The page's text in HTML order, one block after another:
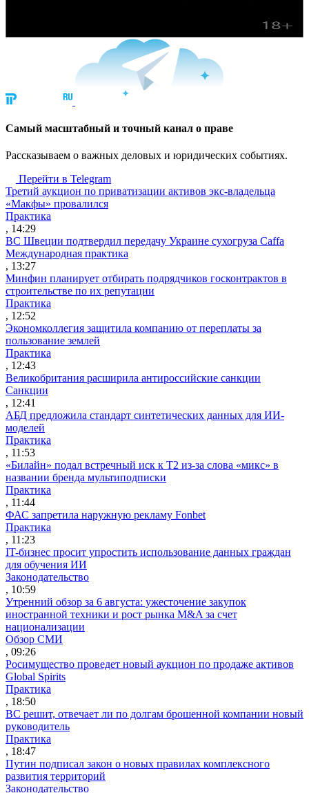
Cамый масштабный и точный канал о праве
Рассказываем о важных деловых и юридических событиях.
Перейти в Telegram
Третий аукцион по приватизации активов экс-владельца
«Макфы» провалился
Практика
, 14:29
ВС Швеции подтвердил передачу Украине сухогруза Caffa
Международная практика
, 13:27
Минфин планирует отбирать подрядчиков госконтрактов в
строительстве по их репутации
Практика
, 12:52
Экономколлегия защитила компанию от переплаты за
пользование землей
Практика
, 12:43
Великобритания расширила антироссийские санкции
Санкции
, 12:41
АБД предложила стандарт синтетических данных для ИИ-
моделей
Практика
, 11:53
«Билайн» подал встречный иск к Т2 из-за слова «микс» в
названии бренда мультиподписки
Практика
, 11:44
ФАС запретила наружную рекламу Fonbet
Практика
, 11:23
IT-бизнес просит упростить использование данных граждан
для обучения ИИ
Законодательство
, 10:59
Утренний обзор за 6 августа: ужесточение закупок
иностранной техники и рост рынка M&A за счет
национализации
Обзор СМИ
, 09:26
Росимущество проведет новый аукцион по продаже активов
Global Spirits
Практика
, 18:50
ВС решит, отвечает ли по долгам брошенной компании новый
руководитель
Практика
, 18:47
Путин подписал закон о новых правилах комплексного
развития территорий
Законодательство